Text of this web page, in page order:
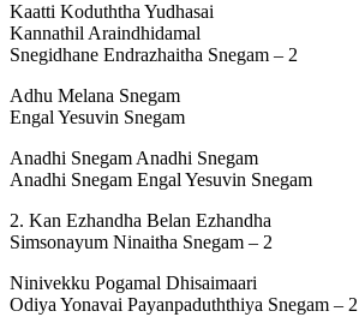
Kaatti Koduththa Yudhasai
Kannathil Araindhidamal
Snegidhane Endrazhaitha Snegam – 2
Adhu Melana Snegam
Engal Yesuvin Snegam
Anadhi Snegam Anadhi Snegam
Anadhi Snegam Engal Yesuvin Snegam
2. Kan Ezhandha Belan Ezhandha
Simsonayum Ninaitha Snegam – 2
Ninivekku Pogamal Dhisaimaari
Odiya Yonavai Payanpaduththiya Snegam – 2